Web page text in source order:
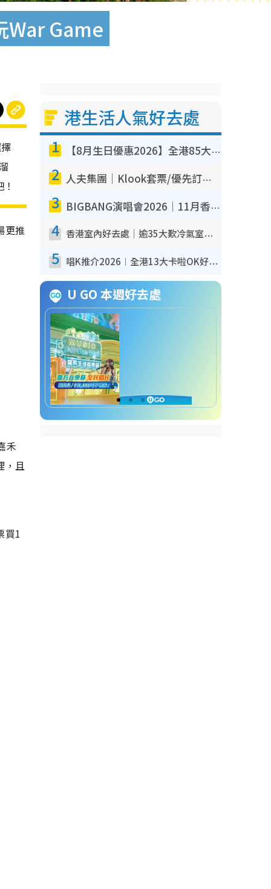
War Game
更推
禾
，且
買1
港生活人氣好去處
1 【8月生日優惠2026】全港85大食買玩著數攻略 自助餐/火鍋放題同行免費＋誠品/DONKI送現金券
2 人夫集團｜Klook套票/優先訂票/公開發售搶飛攻略！附票價.購票連結.場地座位表
3 BIGBANG演唱會2026｜11月香港啟德開3場！實名制VIP申請、優先購票攻略
4 香港室內好去處｜逾35大歎冷氣室內好去處推介 室內活動免費避雨無懼落雨
5 唱K推介2026︱全港13大卡啦OK好去處！最平$36起 日文K都有！(附地址+收費詳情)
U GO 本週好去處